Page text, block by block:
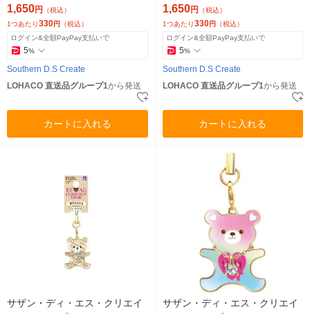
個)（直送品）
1,650円 （税込）
1つあたり330円 （税込）
ログイン&全額PayPay支払いで
5%
Southern D.S Create
LOHACO 直送品グループ1から発送
カートに入れる
個)（直送品）
1,650円 （税込）
1つあたり330円 （税込）
ログイン&全額PayPay支払いで
5%
Southern D.S Create
LOHACO 直送品グループ1から発送
カートに入れる
サザン・ディ・エス・クリエイ
サザン・ディ・エス・クリエイ